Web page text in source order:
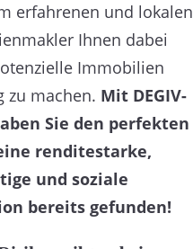
erfahrenen und lokalen
Ihnen dabei
Immobilien
zu machen. Mit DEGIV-
Sie den perfekten
renditestarke,
und soziale
bereits gefunden!